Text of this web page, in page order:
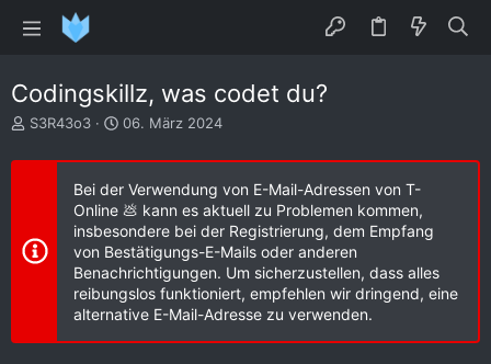
Codingskillz, was codet du?
E
s
l
e
S3R43o3
E
s
e
l
l
t
a
m
06. März 2024
Bei der Verwendung von E-Mail-Adressen von T-
Online 💩 kann es aktuell zu Problemen kommen,
insbesondere bei der Registrierung, dem Empfang
von Bestätigungs-E-Mails oder anderen
Benachrichtigungen. Um sicherzustellen, dass alles
reibungslos funktioniert, empfehlen wir dringend, eine
alternative E-Mail-Adresse zu verwenden.